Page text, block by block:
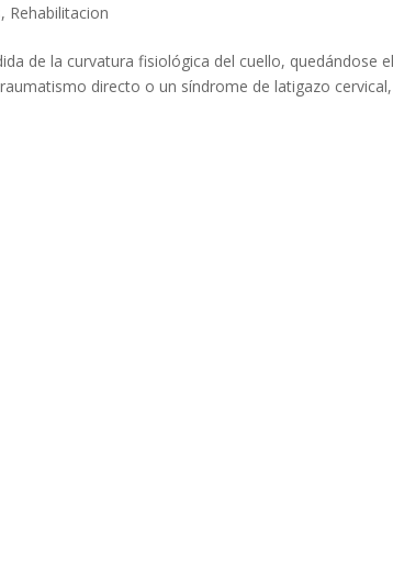
, Rehabilitacion
de la curvatura fisiológica del cuello, quedándose
directo o un síndrome de latigazo